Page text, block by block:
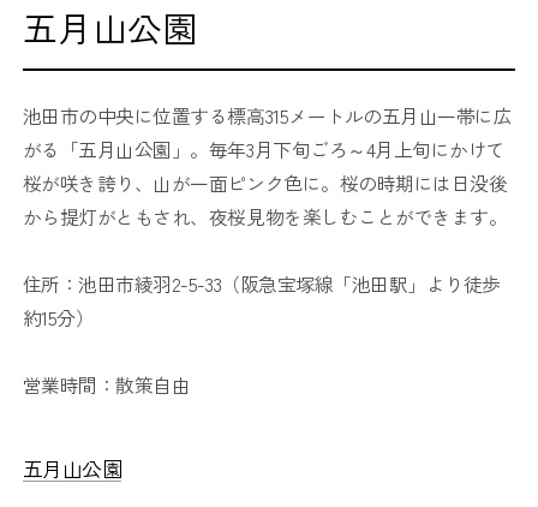
五月山公園
池田市の中央に位置する標高315メートルの五月山一帯に広
がる「五月山公園」。毎年3月下旬ごろ～4月上旬にかけて
桜が咲き誇り、山が一面ピンク色に。桜の時期には日没後
から提灯がともされ、夜桜見物を楽しむことができます。
住所：池田市綾羽2-5-33（阪急宝塚線「池田駅」より徒歩
約15分）
営業時間：散策自由
五月山公園